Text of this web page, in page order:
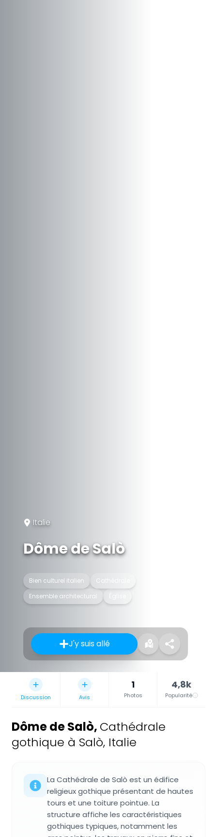
Italie
Dôme de Salò
Bien culturel italien
Cathédrale
Ensemble architectural
J'y suis allé
Discussion Avis
1
Photos
4,8k
Popularité
Dôme de Salò, Cathédrale
gothique à Salò, Italie
La Cathédrale de Salò est un édifice
religieux gothique présentant de hautes
tours et une toiture pointue. La
structure affiche les caractéristiques
gothiques typiques, notamment les